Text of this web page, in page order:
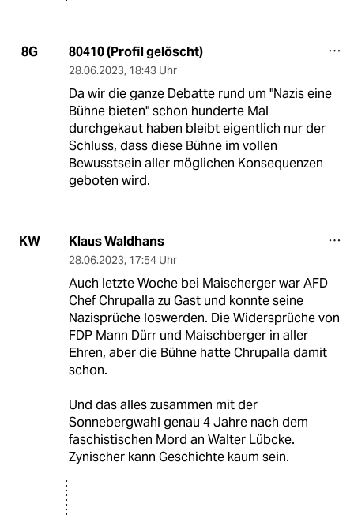
8G 80410 (Profil gelöscht)
28.06.2023, 18:43 Uhr
Da wir die ganze Debatte rund um "Nazis eine
Bühne bieten" schon hunderte Mal
durchgekaut haben bleibt eigentlich nur der
Schluss, dass diese Bühne im vollen
Bewusstsein aller möglichen Konsequenzen
geboten wird.
KW Klaus Waldhans
28.06.2023, 17:54 Uhr
Auch letzte Woche bei Maischerger war AFD
Chef Chrupalla zu Gast und konnte seine
Nazisprüche loswerden. Die Widersprüche von
FDP Mann Dürr und Maischberger in aller
Ehren, aber die Bühne hatte Chrupalla damit
schon.
Und das alles zusammen mit der
Sonnebergwahl genau 4 Jahre nach dem
faschistischen Mord an Walter Lübcke.
Zynischer kann Geschichte kaum sein.